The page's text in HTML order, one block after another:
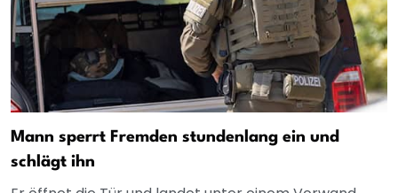
Mann sperrt Fremden stundenlang ein und
schlägt ihn